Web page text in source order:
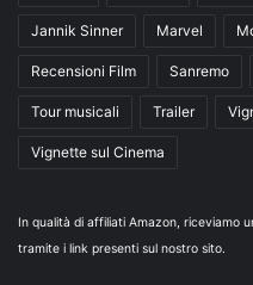
Jannik Sinner Marvel
Recensioni Film Sanremo
Tour musicali Trailer
Vignette sul Cinema
In qualità di affiliati Amazon, riceviamo
tramite i link presenti sul nostro sito.